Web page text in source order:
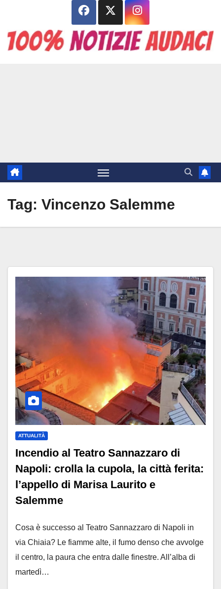
contenuto
Tag: Vincenzo Salemme
ATTUALITÀ
Incendio al Teatro Sannazzaro di
Napoli: crolla la cupola, la città ferita:
l’appello di Marisa Laurito e
Salemme
Cosa è successo al Teatro Sannazzaro di Napoli in
via Chiaia? Le fiamme alte, il fumo denso che avvolge
il centro, la paura che entra dalle finestre. All’alba di
martedì…